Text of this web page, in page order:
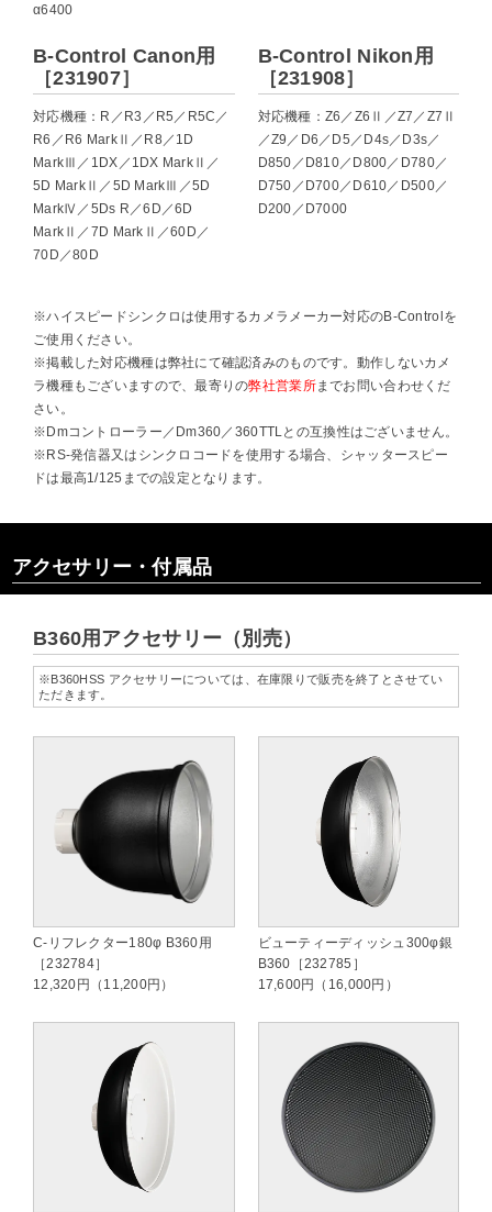
α6400
B-Control Canon用
［231907］
対応機種：R／R3／R5／R5C／
R6／R6 MarkⅡ／R8／1D
MarkⅢ／1DX／1DX MarkⅡ／
5D MarkⅡ／5D MarkⅢ／5D
MarkⅣ／5Ds R／6D／6D
MarkⅡ／7D MarkⅡ／60D／
70D／80D
B-Control Nikon用
［231908］
対応機種：Z6／Z6Ⅱ／Z7／Z7Ⅱ
／Z9／D6／D5／D4s／D3s／
D850／D810／D800／D780／
D750／D700／D610／D500／
D200／D7000
※ハイスピードシンクロは使用するカメラメーカー対応のB-Controlを
ご使用ください。
※掲載した対応機種は弊社にて確認済みのものです。動作しないカメ
ラ機種もございますので、最寄りの弊社営業所までお問い合わせくだ
さい。
※Dmコントローラー／Dm360／360TTLとの互換性はございません。
※RS-発信器又はシンクロコードを使用する場合、シャッタースピー
ドは最高1/125までの設定となります。
アクセサリー・付属品
B360用アクセサリー（別売）
※B360HSS アクセサリーについては、在庫限りで販売を終了とさせてい
ただきます。
C-リフレクター180φ B360用
［232784］
12,320円（11,200円）
ビューティーディッシュ300φ銀
B360［232785］
17,600円（16,000円）